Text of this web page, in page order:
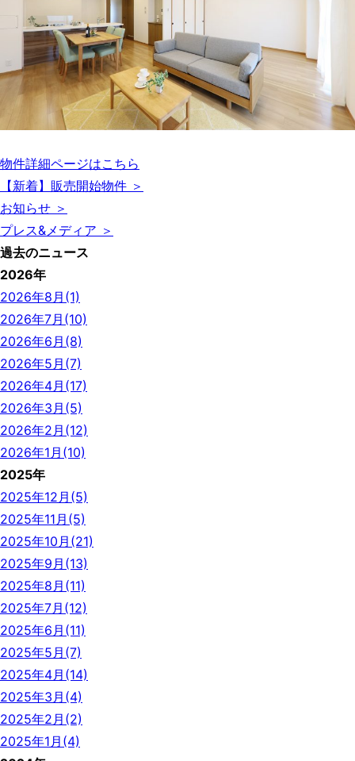
物件詳細ページはこちら
【新着】販売開始物件 ＞
お知らせ ＞
プレス&メディア ＞
過去のニュース
2026年
2026年8月(1)
2026年7月(10)
2026年6月(8)
2026年5月(7)
2026年4月(17)
2026年3月(5)
2026年2月(12)
2026年1月(10)
2025年
2025年12月(5)
2025年11月(5)
2025年10月(21)
2025年9月(13)
2025年8月(11)
2025年7月(12)
2025年6月(11)
2025年5月(7)
2025年4月(14)
2025年3月(4)
2025年2月(2)
2025年1月(4)